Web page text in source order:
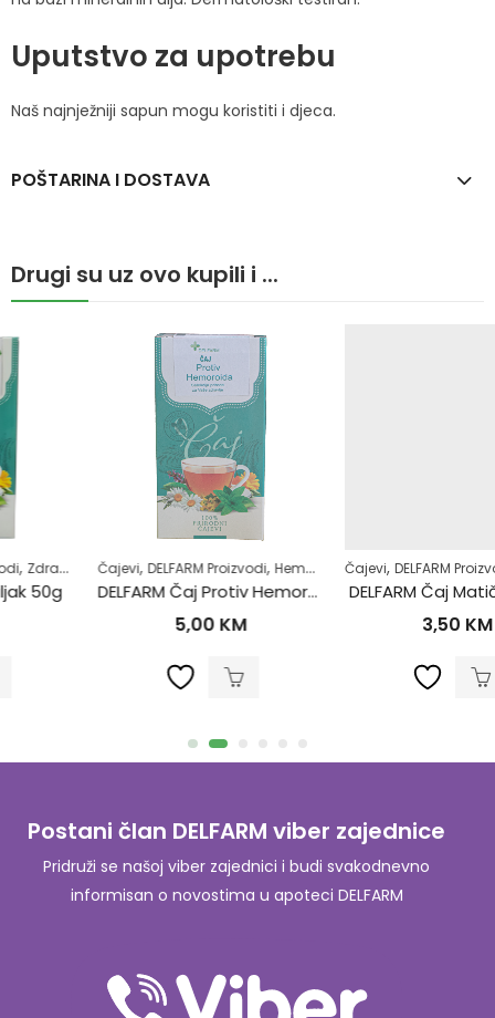
Uputstvo za upotrebu
Naš najnježniji sapun mogu koristiti i djeca.
POŠTARINA I DOSTAVA
Drugi su uz ovo kupili i ...
Superhrana,Zdrav život
Čajevi,DELFARM Proizvodi,Hemoroidi ,Samoliječenje,Zdrav život
DELFARM Čaj Protiv Hemoroida 50g
Čajevi,DELFARM Proizvodi,Zdrav život
DELFARM Čaj Matičnjak 25g
Postani član DELFARM viber zajednice
Pridruži se našoj viber zajednici i budi svakodnevno
informisan o novostima u apoteci DELFARM